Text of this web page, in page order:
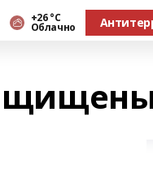
+26 °С
Облачно